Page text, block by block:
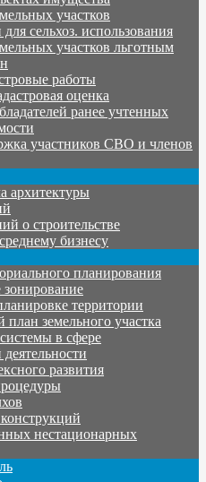
участков
сельхоз. использования
участков льготным
работы
оценка
ранее учтенных
участников СВО и членов
архитектуры
о строительстве
бизнесу
планирования
зонирование
территории
план земельного участка
в сфере
развития
нестационарных